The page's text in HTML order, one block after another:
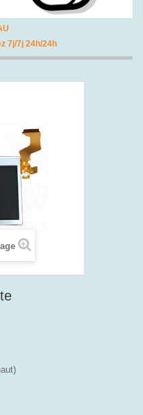
7j/7j 24h/24h